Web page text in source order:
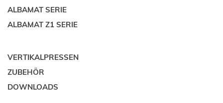
ALBAMAT SERIE
ALBAMAT Z1 SERIE
VERTIKALPRESSEN
ZUBEHÖR
DOWNLOADS